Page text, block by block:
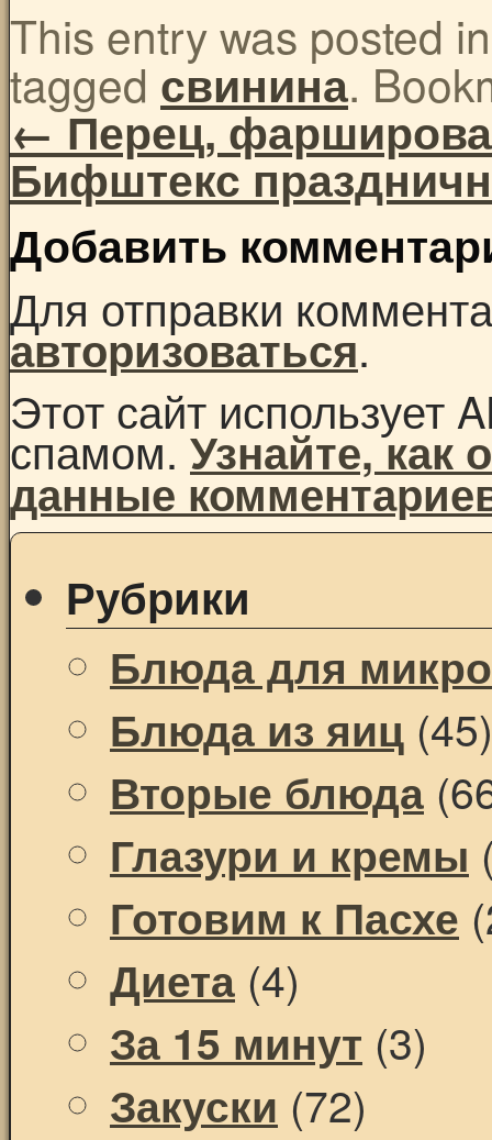
This entry was posted
tagged свинина.
←Перец,
Бифштекс
Добавить
Для отправки
авторизоваться.
Этот сайт использует
спамом.Узнайте,
данные
Рубрики
Блюда для
Блюда из яиц (45)
Вторые блюда
Глазури и кремы
Готовим к Пасхе
Диета (4)
За 15 минут (3)
Закуски (72)